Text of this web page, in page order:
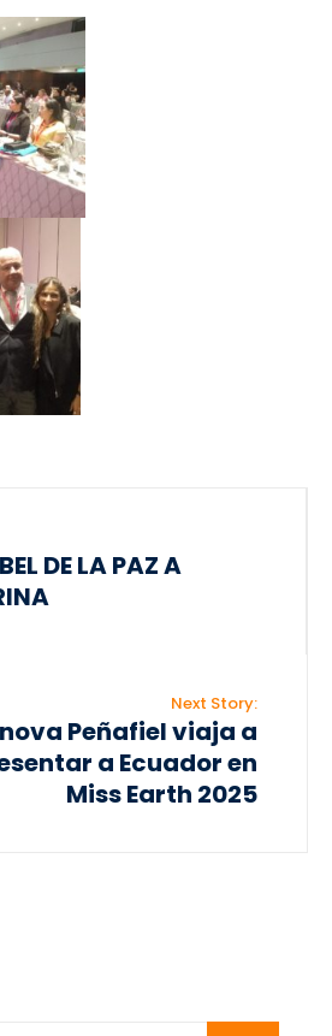
DE LA PAZ A
Next Story:
Peñafiel viaja a
a Ecuador en
Miss Earth 2025